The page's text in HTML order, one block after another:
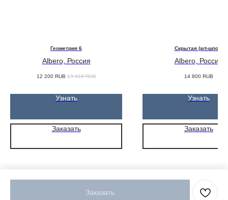
Заказать
Геометрия 6
Albero, Россия
12 200 RUB 13 410 RUB
Узнать
Заказать
Скрытая (art-шпон)
Albero, Россия
14 800 RUB
Узнать
Заказать
Made on